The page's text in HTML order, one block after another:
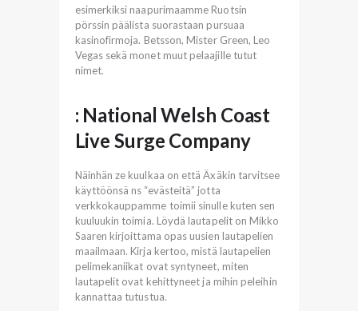
esimerkiksi naapurimaamme Ruotsin
pörssin päälista suorastaan pursuaa
kasinofirmoja. Betsson, Mister Green, Leo
Vegas sekä monet muut pelaajille tutut
nimet.
: National Welsh Coast
Live Surge Company
Näinhän ze kuulkaa on että Äxäkin tarvitsee
käyttöönsä ns “evästeitä” jotta
verkkokauppamme toimii sinulle kuten sen
kuuluukin toimia. Löydä lautapelit on Mikko
Saaren kirjoittama opas uusien lautapelien
maailmaan. Kirja kertoo, mistä lautapelien
pelimekaniikat ovat syntyneet, miten
lautapelit ovat kehittyneet ja mihin peleihin
kannattaa tutustua.